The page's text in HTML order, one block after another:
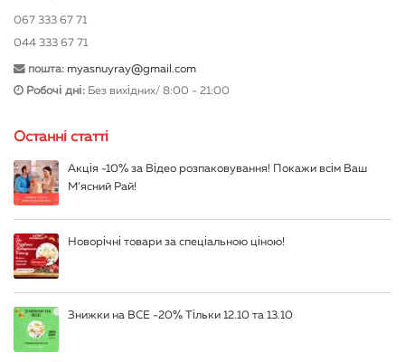
067 333 67 71
044 333 67 71
пошта: myasnuyray@gmail.com
Робочі дні: Без вихідних/ 8:00 - 21:00
Останні статті
Акція -10% за Відео розпаковування! Покажи всім Ваш
М’ясний Рай!
Новорічні товари за спеціальною ціною!
Знижки на ВСЕ -20% Тільки 12.10 та 13.10